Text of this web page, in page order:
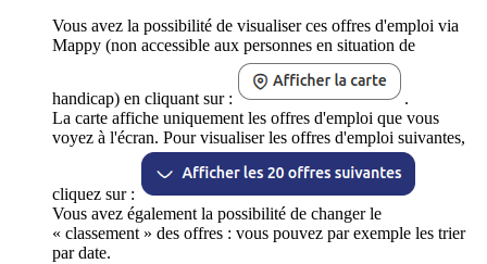
Vous avez la possibilité de visualiser ces offres d'emploi via
Mappy (non accessible aux personnes en situation de
handicap) en cliquant sur :
.
La carte affiche uniquement les offres d'emploi que vous
voyez à l'écran. Pour visualiser les offres d'emploi suivantes,
cliquez sur :
Vous avez également la possibilité de changer le
« classement » des offres : vous pouvez par exemple les trier
par date.